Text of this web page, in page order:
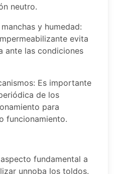
neutro.
y humedad:
evita
ante las condiciones
Es importante
de los
para
funcionamiento.
fundamental a
unnoba los toldos.